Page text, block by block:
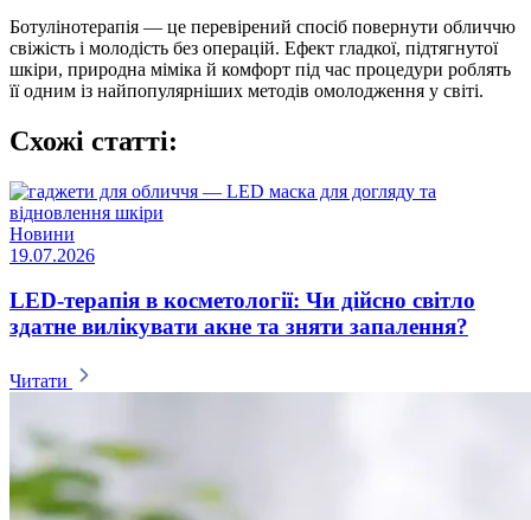
Ботулінотерапія — це перевірений спосіб повернути обличчю
свіжість і молодість без операцій. Ефект гладкої, підтягнутої
шкіри, природна міміка й комфорт під час процедури роблять
її одним із найпопулярніших методів омолодження у світі.
Схожі статті:
Новини
19.07.2026
LED-терапія в косметології: Чи дійсно світло
здатне вилікувати акне та зняти запалення?
Читати